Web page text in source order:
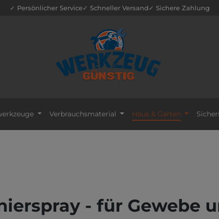
✓ Persönlicher Service✓ Schneller Versand✓ Sichere Zahlung
Verbrauchsmaterial Haus & Garten
- für Gewebe